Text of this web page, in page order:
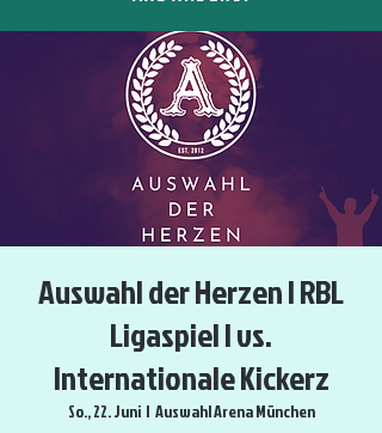
Auswahl der Herzen | RBL
Ligaspiel | vs.
Internationale Kickerz
So., 22. Juni
  |
Auswahl Arena München